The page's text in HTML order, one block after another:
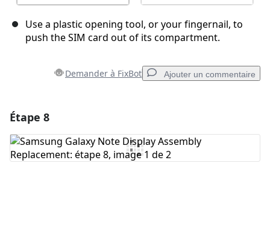
Use a plastic opening tool, or your fingernail, to
push the SIM card out of its compartment.
Demander à FixBot Ajouter un commentaire
Ajouter un commentaire
Étape 8